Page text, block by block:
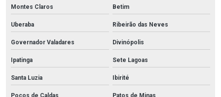
Montes Claros Betim
Uberaba Ribeirão das Neves
Governador Valadares Divinópolis
Ipatinga Sete Lagoas
Santa Luzia Ibirité
Poços de Caldas Patos de Minas